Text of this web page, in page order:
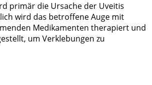
primär die Ursache der Uveitis
wird das betroffene Auge mit
Medikamenten therapiert und
um Verklebungen zu